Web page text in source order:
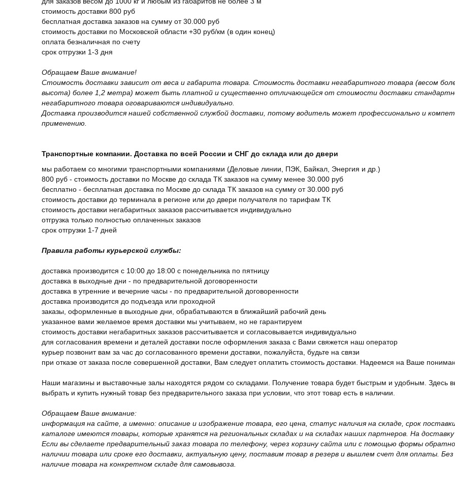
стоимость доставки 800 руб
бесплатная доставка заказов на сумму от 30.000 руб
стоимость доставки по Московской области +30 руб/км (в один конец)
оплата безналичная по счету
срок отгрузки 1-3 дня
Обращаем Ваше внимание!
Стоимость доставки зависит от веса и габарита товара. Стоимость доставки негабаритного товара (весом
высота) более 1,2 метра) может быть платной и существенно отличающейся от стоимости доставки
негабаритного товара оговариваются индивидуально.
Доставка производится нашей собственной службой доставки, потому водитель может профессионально и
применению.
Транспортные компании. Доставка по всей России и СНГ до склада или до двери
мы работаем со многими транспортными компаниями (Деловые линии, ПЭК, Байкал, Энергия и др.)
800 руб - стоимость доставки по Москве до склада ТК заказов на сумму менее 30.000 руб
бесплатно - бесплатная доставка по Москве до склада ТК заказов на сумму от 30.000 руб
стоимость доставки до терминала в регионе или до двери получателя по тарифам ТК
стоимость доставки негабаритных заказов рассчитывается индивидуально
отгрузка только полностью оплаченных заказов
срок отгрузки 1-7 дней
Правила работы курьерской службы:
доставка производится с 10:00 до 18:00 с понедельника по пятницу
доставка в выходные дни - по предварительной договоренности
доставка в утренние и вечерние часы - по предварительной договоренности
доставка производится до подъезда или проходной
заказы, оформленные в выходные дни, обрабатываются в ближайший рабочий день
указанное вами желаемое время доставки мы учитываем, но не гарантируем
стоимость доставки негабаритных заказов рассчитывается и согласовывается индивидуально
для согласования времени и деталей доставки после оформления заказа с Вами свяжется наш оператор
курьер позвонит вам за час до согласованного времени доставки, пожалуйста, будьте на связи
при отказе от заказа после совершенной доставки, Вам следует оплатить стоимость доставки. Надеемся на Ваше
Наши магазины и выставочные залы находятся рядом со складами. Получение товара будет быстрым и удобным. Здесь
выбрать и купить нужный товар без предварительного заказа при условии, что этот товар есть в наличии.
Обращаем Ваше внимание:
информация на сайте, а именно: описание и изображение товара, его цена, статус наличия на складе, срок
каталоге имеются товары, которые хранятся на региональных складах и на складах наших партнеров. На
Если вы сделаете предварительный заказ товара по телефону, через корзину сайта или с помощью формы
наличии товара или сроке его доставки, актуальную цену, поставим товар в резерв и вышлем счет для оплаты.
наличие товара на конкретном складе для самовывоза.